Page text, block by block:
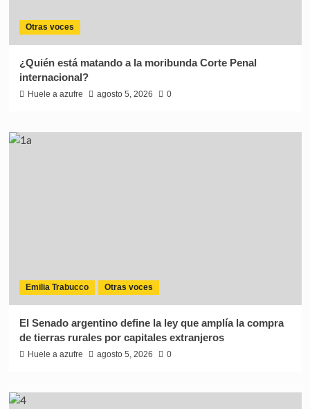
Otras voces
¿Quién está matando a la moribunda Corte Penal
internacional?
Huele a azufre agosto 5, 2026 0
Emilia Trabucco Otras voces
El Senado argentino define la ley que amplía la compra
de tierras rurales por capitales extranjeros
Huele a azufre agosto 5, 2026 0